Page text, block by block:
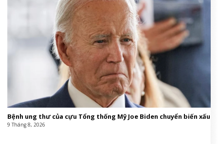
Bệnh ung thư của cựu Tổng thống Mỹ Joe Biden chuyển biến xấu
9 Tháng 8, 2026